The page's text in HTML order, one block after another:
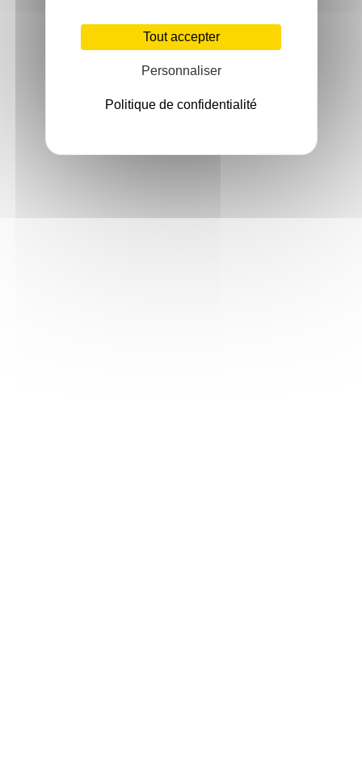
Tout accepter
Personnaliser
Politique de confidentialité